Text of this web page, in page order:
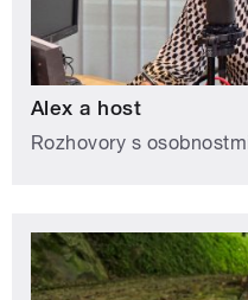
Alex a host
Rozhovory s